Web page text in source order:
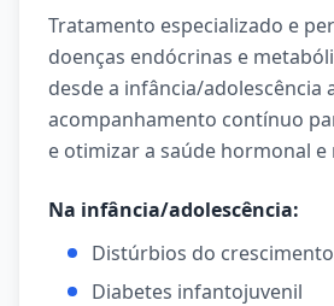
Tratamento especializado e
doenças endócrinas e
desde a infância/adolescência
acompanhamento contínuo
e otimizar a saúde hormonal e
Na infância/adolescência:
Distúrbios do crescimento
Diabetes infantojuvenil